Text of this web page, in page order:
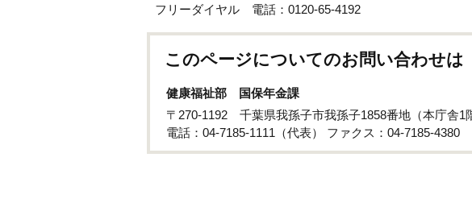
フリーダイヤル 電話：0120-65-4192
このページについてのお問い合わせは
健康福祉部 国保年金課
〒270-1192 千葉県我孫子市我孫子1858番地（本庁舎1
電話：04-7185-1111（代表） ファクス：04-7185-4380